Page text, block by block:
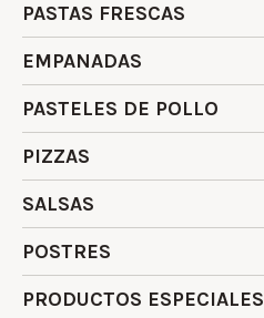
PASTAS FRESCAS
EMPANADAS
PASTELES DE POLLO
PIZZAS
SALSAS
POSTRES
PRODUCTOS ESPECIALES